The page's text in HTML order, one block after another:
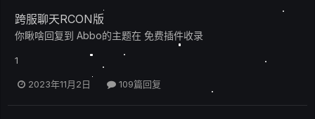
跨服聊天RCON版
你瞅啥回复到 Abbo的主题在 免费插件收录
1
2023年11月2日 109篇回复